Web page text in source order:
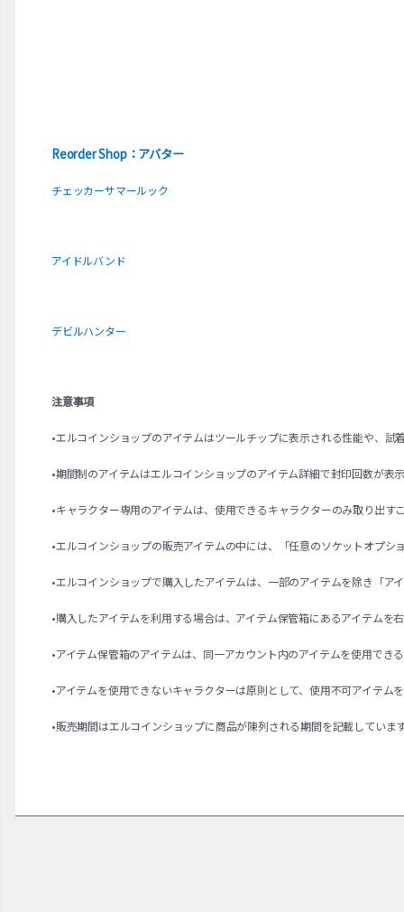
Reorder Shop：アバター
チェッカーサマールック
アイドルバンド
デビルハンター
注意事項
•エルコインショップのアイテムはツールチップに表示される性能や、
•期間制のアイテムはエルコインショップのアイテム詳細で封印回数が
•キャラクター専用のアイテムは、使用できるキャラクターのみ取り出す
•エルコインショップの販売アイテムの中には、「任意のソケットオプ
•エルコインショップで購入したアイテムは、一部のアイテムを除き「ア
•購入したアイテムを利用する場合は、アイテム保管箱にあるアイテムを
•アイテム保管箱のアイテムは、同一アカウント内のアイテムを使用でき
•アイテムを使用できないキャラクターは原則として、使用不可アイテム
•販売期間はエルコインショップに商品が陳列される期間を記載してい